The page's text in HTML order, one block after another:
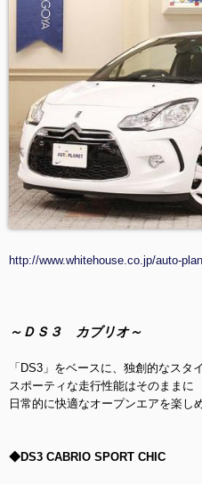
http://www.whitehouse.co.jp/auto-
～ＤＳ３ カブリオ～
「DS3」をベースに、独創的なスタ
スポーティな走行性能はそのままに
日常的に快適なオープンエアを楽し
◆DS3 CABRIO SPORT CHIC